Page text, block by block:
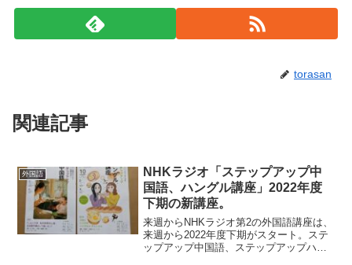
torasan
関連記事
外国語
NHKラジオ「ステップアップ中
国語、ハングル講座」2022年度
下期の新講座。
来週からNHKラジオ第2の外国語講座は、
来週から2022年度下期がスタート。ステ
ップアップ中国語、ステップアップハン